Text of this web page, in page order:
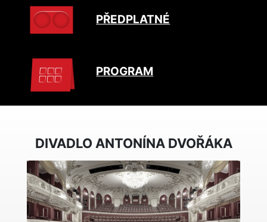
PŘEDPLATNÉ
PROGRAM
DIVADLO ANTONÍNA DVOŘÁKA